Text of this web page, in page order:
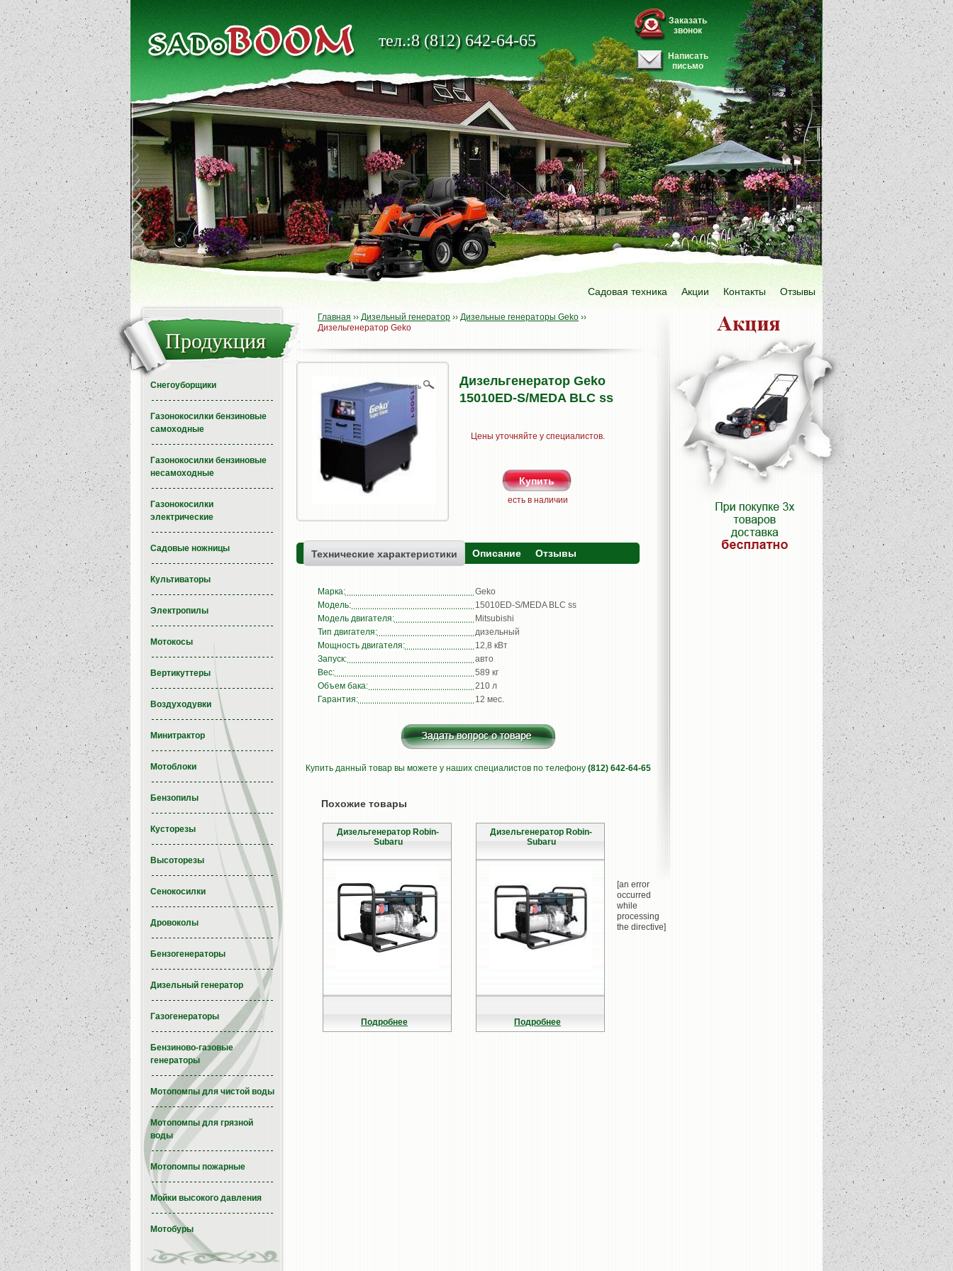
тел.:8 (812) 642-64-65
Заказать
звонок
Написать
письмо
Садовая техника Акции Контакты Отзывы
Главная ›› Дизельный генератор ›› Дизельные генераторы Geko ››
Дизельгенератор Geko
Дизельгенератор Geko
15010ED-S/MEDA BLC ss
Цены уточняйте у специалистов.
есть в наличии
Технические характеристики Описание Отзывы
Марка:
Geko
Модель:
15010ED-S/MEDA BLC ss
Модель двигателя:
Mitsubishi
Тип двигателя:
дизельный
Мощность двигателя:
12,8 кВт
Запуск:
авто
Вес:
589 кг
Объем бака:
210 л
Гарантия:
12 мес.
Купить данный товар вы можете у наших специалистов по телефону (812) 642-64-65
Похожие товары
Дизельгенератор Robin-
Subaru
Подробнее
Дизельгенератор Robin-
Subaru
Подробнее
[an error
occurred
while
processing
the directive]
Продукция
Снегоуборщики
Газонокосилки бензиновые
самоходные
Газонокосилки бензиновые
несамоходные
Газонокосилки
электрические
Садовые ножницы
Культиваторы
Электропилы
Мотокосы
Вертикуттеры
Воздуходувки
Минитрактор
Мотоблоки
Бензопилы
Кусторезы
Высоторезы
Сенокосилки
Дровоколы
Бензогенераторы
Дизельный генератор
Газогенераторы
Бензиново-газовые
генераторы
Мотопомпы для чистой воды
Мотопомпы для грязной
воды
Мотопомпы пожарные
Мойки высокого давления
Мотобуры